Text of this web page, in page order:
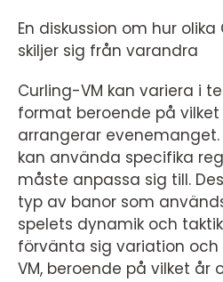
En diskussion om hur olika
skiljer sig från varandra
Curling-VM kan variera i
format beroende på
arrangerar
kan använda specifika
måste anpassa sig till.
typ av banor som
spelets dynamik och
förvänta sig variation
VM, beroende på vilket år